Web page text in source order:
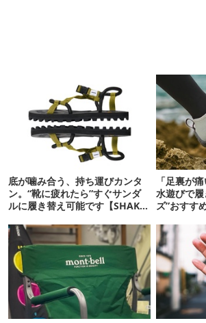
底が噛み合う、持ち運びカンタ
ン。“靴に疲れたら”すぐサンダ
ルに履き替え可能です【SHAKA
「足裏が
水遊びで
ズ”おすす